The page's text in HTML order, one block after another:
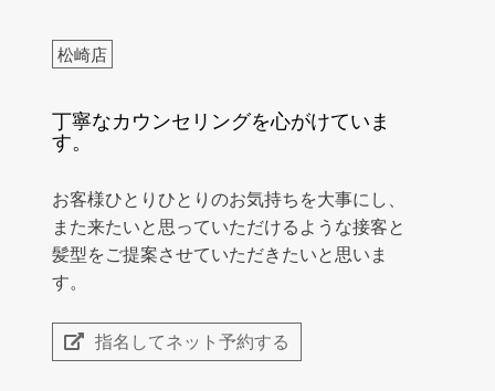
松崎店
丁寧なカウンセリングを心がけていま
す。
お客様ひとりひとりのお気持ちを大事にし、
また来たいと思っていただけるような接客と
髪型をご提案させていただきたいと思いま
す。
指名してネット予約する